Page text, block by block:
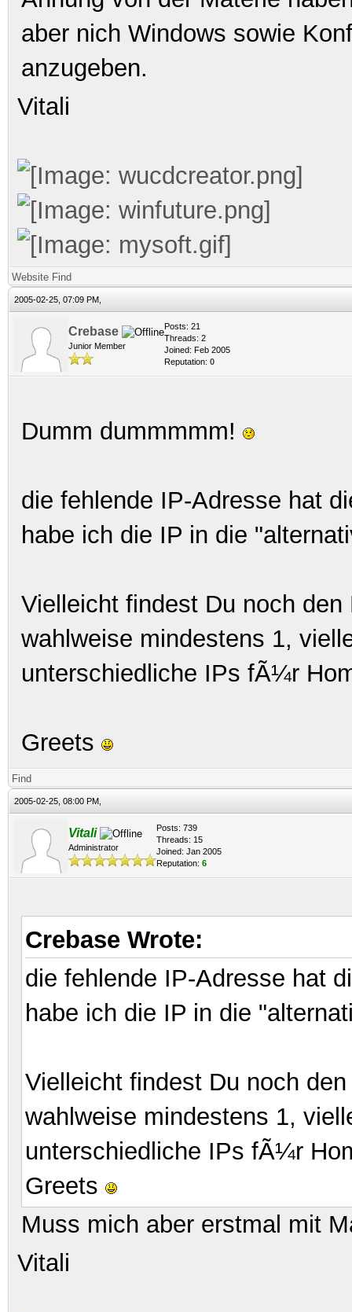
aber nich Windows sowie
anzugeben.
Vitali
Website Find
2005-02-25, 07:09 PM,
Crebase
Junior Member
Posts: 21
Threads: 2
Joined: Feb 2005
Reputation: 0
Dumm dummmmm!
die fehlende IP-Adresse hat
habe ich die IP in die
Vielleicht findest Du noch
wahlweise mindestens 1,
unterschiedliche IPs fÃ¼r
Greets
Find
2005-02-25, 08:00 PM,
Vitali
Administrator
Posts: 739
Threads: 15
Joined: Jan 2005
Reputation: 6
Crebase Wrote:
die fehlende IP-Adresse hat
habe ich die IP in die
Vielleicht findest Du noch
wahlweise mindestens 1,
unterschiedliche IPs fÃ¼r
Greets
Muss mich aber erstmal mit
Vitali